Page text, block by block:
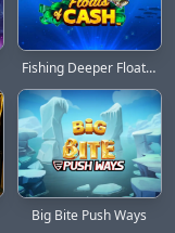
Fishing Deeper Floats of Cash
Big Bite Push Ways